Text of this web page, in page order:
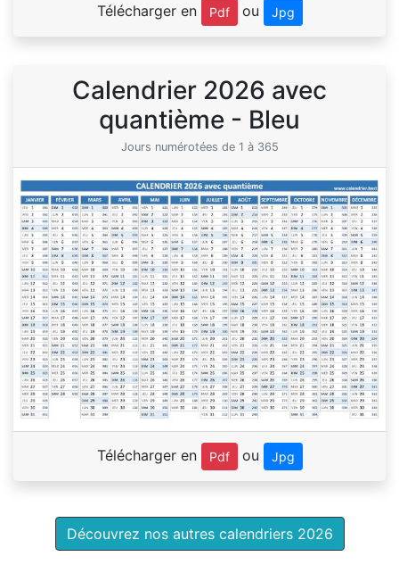
Télécharger en Pdf ou Jpg
Calendrier 2026 avec
quantième - Bleu
Jours numérotées de 1 à 365
Télécharger en Pdf ou Jpg
Découvrez nos autres calendriers 2026